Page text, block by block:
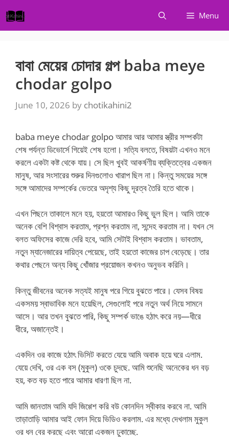
to
content
Menu
বাবা মেয়ের চোদার গল্প baba meye
chodar golpo
June 10, 2026 by chotikahini2
baba meye chodar golpo আমার আর আমার স্ত্রীর সম্পর্কটা
শেষ পর্যন্ত ডিভোর্সে গিয়েই শেষ হলো। সত্যি বলতে, বিষয়টা এখনও মনে
করলে একটা কষ্ট থেকে যায়। সে ছিল খুবই আকর্ষণীয় ব্যক্তিত্বের একজন
মানুষ, আর সংসারের শুরুর দিনগুলোও খারাপ ছিল না। কিন্তু সময়ের সঙ্গে
সঙ্গে আমাদের সম্পর্কের ভেতরে অদৃশ্য কিছু দূরত্ব তৈরি হতে থাকে।
এখন পিছনে তাকালে মনে হয়, হয়তো আমারও কিছু ভুল ছিল। আমি তাকে
অনেক বেশি বিশ্বাস করতাম, প্রশ্ন করতাম না, সন্দেহ করতাম না। যখন সে
বলত অফিসের কাজে দেরি হবে, আমি সেটাই বিশ্বাস করতাম। ভাবতাম,
নতুন ম্যানেজারের দায়িত্ব পেয়েছে, তাই হয়তো কাজের চাপ বেড়েছে। তার
কথার পেছনে অন্য কিছু খোঁজার প্রয়োজন কখনও অনুভব করিনি।
কিন্তু জীবনের অনেক সত্যই মানুষ পরে গিয়ে বুঝতে পারে। যেসব বিষয়
একসময় স্বাভাবিক মনে হয়েছিল, সেগুলোই পরে নতুন অর্থ নিয়ে সামনে
আসে। আর তখন বুঝতে পারি, কিছু সম্পর্ক ভাঙে হঠাৎ করে নয়—ধীরে
ধীরে, অজান্তেই।
একদিন ওর কাজে হঠাৎ ভিসিট করতে যেয়ে আমি অবাক হয়ে ঘরে এলাম.
যেয়ে দেখি, ওর এক বস (মুকুল) ওকে চুদছে. আমি শুনেছি অনেকের ধন বড়
হয়, কত বড় হতে পারে আমার ধারণা ছিল না.
আমি জানতাম আমি যদি জিগ্গেশ করি বউ কোনদিন স্বীকার করবে না. আমি
তাড়াতাড়ি আমার আই ফোন দিয়ে ভিডিও করলাম. এর মধ্যে দেখলাম মুকুল
ওর ধন বের করছে এবং আরো একজন ঢুকাচ্ছে.